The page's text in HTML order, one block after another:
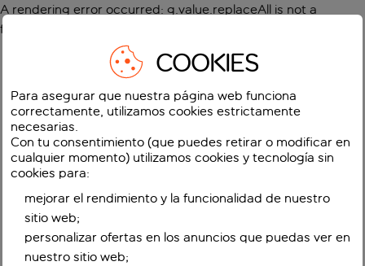
A rendering error occurred: g.value.replaceAll is not a
function
COOKIES
Para asegurar que nuestra página web funciona
correctamente, utilizamos cookies estrictamente
necesarias.
Con tu consentimiento (que puedes retirar o modificar en
cualquier momento) utilizamos cookies y tecnología sin
cookies para:
mejorar el rendimiento y la funcionalidad de nuestro
sitio web;
personalizar ofertas en los anuncios que puedas ver en
nuestro sitio web;